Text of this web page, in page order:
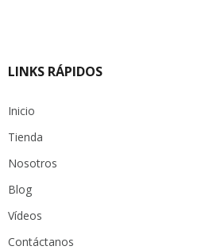
LINKS RÁPIDOS
Inicio
Tienda
Nosotros
Blog
Vídeos
Contáctanos